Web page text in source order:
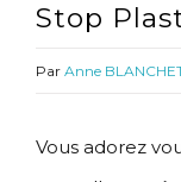
Stop
Par Anne
Vous adorez